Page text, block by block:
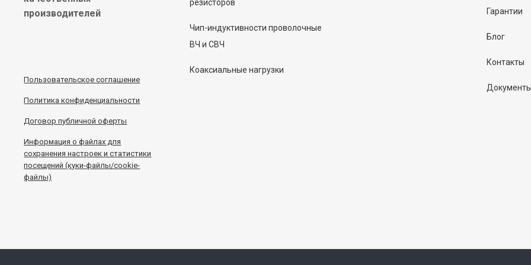
производителей
Пользовательское соглашение
Политика конфиденциальности
Договор публичной оферты
Информацияофайлах для
сохранения настроек и статистики
посещений (куки-файлы/cookie-
файлы)
резисторов
Чип-индуктивности проволочные
ВЧ и СВЧ
Коаксиальные нагрузки
Гарантии
Блог
Контакты